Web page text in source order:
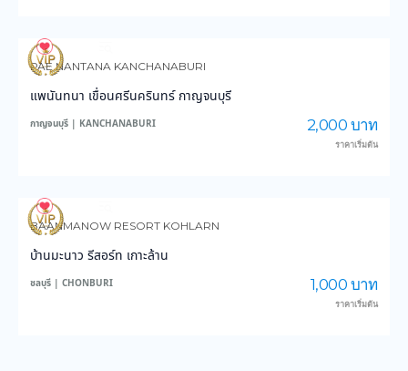
3,882
PAE NANTANA KANCHANABURI
แพนันทนา เขื่อนศรีนครินทร์ กาญจนบุรี
กาญจนบุรี | KANCHANABURI 2,000 บาท
ราคาเริ่มต้น
4,083
BAANMANOW RESORT KOHLARN
บ้านมะนาว รีสอร์ท เกาะล้าน
ชลบุรี | CHONBURI 1,000 บาท
ราคาเริ่มต้น